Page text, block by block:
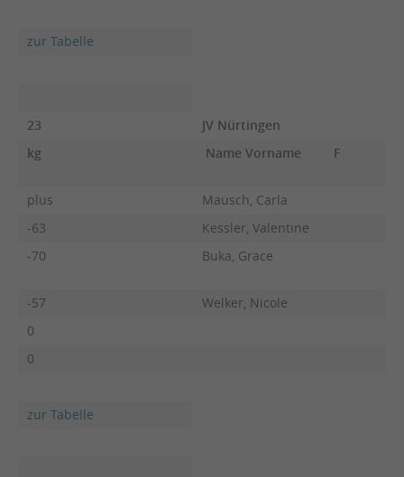
zur Tabelle
23
JV Nürtingen
kg
Name Vorname F
plus
Mausch, Carla
-63
Kessler, Valentine
-70
Buka, Grace
-57
Welker, Nicole
0
0
zur Tabelle